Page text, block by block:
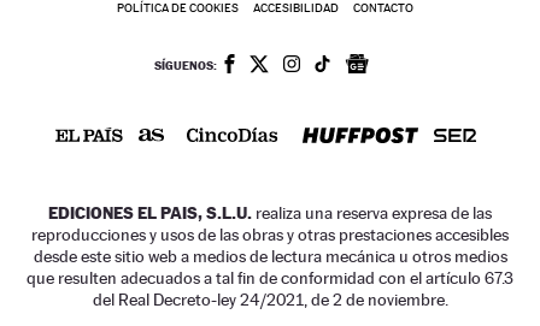
POLÍTICA DE COOKIES ACCESIBILIDAD CONTACTO
SÍGUENOS:
EDICIONES EL PAIS, S.L.U. realiza una reserva expresa de las
reproducciones y usos de las obras y otras prestaciones accesibles
desde este sitio web a medios de lectura mecánica u otros medios
que resulten adecuados a tal fin de conformidad con el artículo 67.3
del Real Decreto-ley 24/2021, de 2 de noviembre.